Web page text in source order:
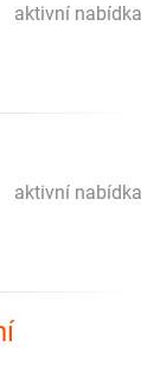
aktivní nabídka
aktivní nabídka